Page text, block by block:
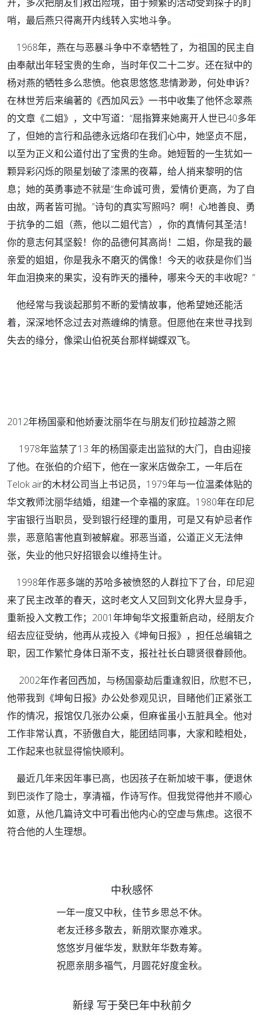
哨，最后燕只得离开内线转入实地斗争。
1968年，燕在与恶暴斗争中不幸牺牲了，为祖国的民主自
由奉献出年轻宝贵的生命，当时年仅二十二岁。还在狱中的
杨对燕的牺牲多么悲愤。他哀思悠悠,悲情渺渺，何处申诉？
在林世芳后来编著的《西加风云》一书中收集了他怀念翠燕
的文章《二姐》，文中写道：“屈指算来她离开人世已40多年
了，但她的言行和品德永远烙印在我们心中，她坚贞不屈，
以至为正义和公道付出了宝贵的生命。她短暂的一生犹如一
颗异彩闪烁的陨星划破了漆黑的夜幕，给人捎来黎明的信
息；她的英勇事迹不就是“生命诚可贵，爱情价更高，为了自
由故，两者皆可抛。”诗句的真实写照吗？啊！心地善良、勇
于抗争的二姐（燕，他以二姐代言），你的真情何其圣洁！
你的意志何其坚毅！你的品德何其高尚！二姐，你是我的最
亲爱的姐姐，你是我永不磨灭的偶像！今天的收获是你们当
年血泪换来的果实，没有昨天的播种，哪来今天的丰收呢？”
他经常与我谈起那剪不断的爱情故事，他希望她还能活
着，深深地怀念过去对燕缠绵的情意。但愿他在来世寻找到
失去的缘分，像梁山伯祝英台那样蝴蝶双飞。
2012年杨国豪和他娇妻沈丽华在与朋友们砂拉越游之照
1978年监禁了13 年的杨国豪走出监狱的大门，自由迎接
了他。在张伯的介绍下，他在一家米店做杂工，一年后在
Telok air的木材公司当上书记员，1979年与一位温柔体贴的
华文教师沈丽华结婚，组建一个幸福的家庭。1980年在印尼
宇宙银行当职员，受到银行经理的重用，可是又有妒忌者作
祟，恶意陷害他直到被解雇。邪恶当道，公道正义无法伸
张，失业的他只好招银会以维持生计。
1998年作恶多端的苏哈多被愤怒的人群拉下了台，印尼迎
来了民主改革的春天，这时老文人又回到文化界大显身手，
重新投入文教工作；2001年坤甸华文报重新启动，经朋友介
绍去应征受纳，他再从戎投入《坤甸日报》，担任总编辑之
职，因工作繁忙身体日渐不支，报社社长白聰贤很眷顾他。
2002年作者回西加，与杨国豪劫后重逢叙旧，欣慰不已，
他带我到《坤甸日报》办公处参观见识，目睹他们正紧张工
作的情况，报馆仅几张办公桌，但麻雀虽小五脏具全。他对
工作非常认真，不骄傲自大，能团结同事，大家和睦相处，
工作起来也就显得愉快顺利。
最近几年来因年事已高，也因孩子在新加坡干事，便退休
到巴淡作了隐士，享清福，作诗写作。但我觉得他并不顺心
如意，从他几篇诗文中可看出他内心的空虚与焦虑。这很不
符合他的人生理想。
中秋感怀
一年一度又中秋，佳节乡思总不休。
老友迁移多散去，新朋欢聚亦难求。
悠悠岁月催华发，默默年华数寿筹。
祝愿亲朋多福气，月圆花好度金秋。
新绿 写于癸巳年中秋前夕